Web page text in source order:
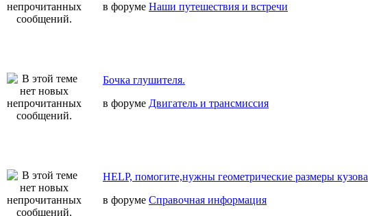
в форуме Наши путешествия и встречи
Бочка глушителя.
в форуме Двигатель и трансмиссия
HELP, помогите,нужны геометрические размеры кузова
в форуме Справочная информация